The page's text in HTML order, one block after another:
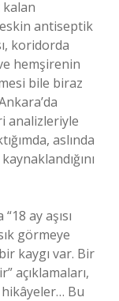
kalan
antiseptik
koridorda
hemşirenin
bile biraz
analizleriyle
aslında
ay aşısı
görmeye
kaygı var. Bir
açıklamaları,
Bu